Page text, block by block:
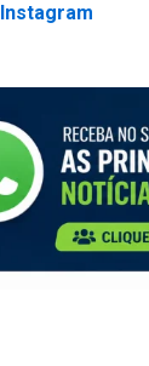
Instagram